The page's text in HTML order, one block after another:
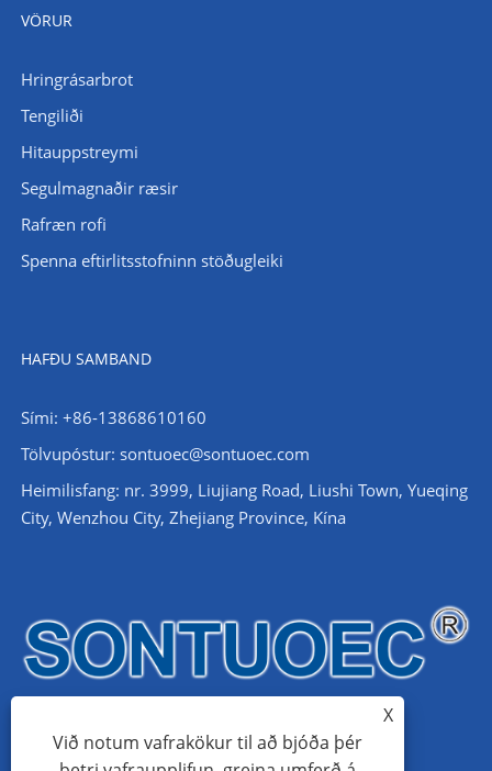
VÖRUR
Hringrásarbrot
Tengiliði
Hitauppstreymi
Segulmagnaðir ræsir
Rafræn rofi
Spenna eftirlitsstofninn stöðugleiki
HAFÐU SAMBAND
Sími: +86-13868610160
Tölvupóstur: sontuoec@sontuoec.com
Heimilisfang: nr. 3999, Liujiang Road, Liushi Town, Yueqing
City, Wenzhou City, Zhejiang Province, Kína
X
Við notum vafrakökur til að bjóða þér